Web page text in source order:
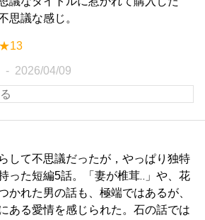
思議な感じ。
★13
2026/04/09
して不思議だったが，やっぱり独特
った短編5話。「妻が椎茸‥」や、花
かれた男の話も、極端ではあるが、
ある愛情を感じられた。石の話では